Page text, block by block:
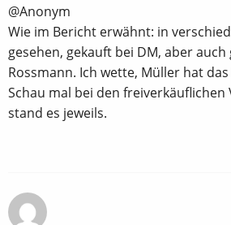
@Anonym
Wie im Bericht erwähnt: in
gesehen, gekauft bei DM, aber auch
Rossmann. Ich wette, Müller hat
Schau mal bei den
stand es jeweils.